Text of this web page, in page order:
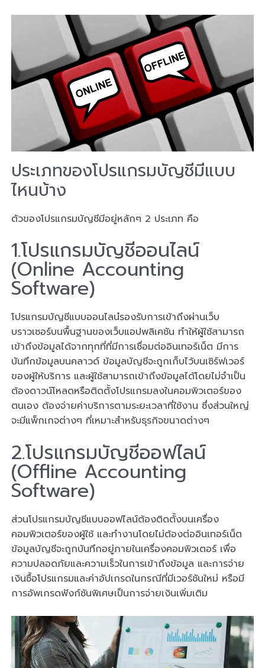
ประเภทของโปรแกรมบัญชีมีแบบ
ไหนบ้าง
ตัวของโปรแกรมบัญชีมีอยู่หลักๆ 2 ประเภท คือ
1.โปรแกรมบัญชีออนไลน์
(Online Accounting
Software)
โปรแกรมบัญชีแบบออนไลน๋รองรับการเข้าถึงผ่านเว็บ
บราวเซอร์บนพื้นฐานของเว็บแอปพลิเคชัน ทำให้ผู้ใช้สามารถ
เข้าถึงข้อมูลได้จากทุกที่ที่มีการเชื่อมต่ออินเทอร์เน็ต มีการ
บันทึกข้อมูลบนคลาวด์ ข้อมูลบัญชีจะถูกเก็บไว้บนเซิร์ฟเวอร์
ของผู้ให้บริการ และผู้ใช้สามารถเข้าถึงข้อมูลได้โดยไม่จำเป็น
ต้องดาวน์โหลดหรือติดตั้งโปรแกรมลงในคอมพิวเตอร์ของ
ตนเอง ต้องจ่ายค่าบริการตามระยะเวลาที่ใช้งาน ซึ่งส่วนใหญ่
จะมีแพ็กเกจต่างๆ ที่เหมาะสำหรับธุรกิจขนาดต่างๆ
2.โปรแกรมบัญชีออฟไลน์
(Offline Accounting
Software)
ส่วนโปรแกรมบัญชีแบบออฟไลน์ต้องติดตั้งบนเครื่อง
คอมพิวเตอร์ของผู้ใช้ และทำงานโดยไม่ต้องต่ออินเทอร์เน็ต
ข้อมูลบัญชีจะถูกบันทึกอยู่ภายในเครื่องคอมพิวเตอร์ เพื่อ
ความปลอดภัยและความเร็วในการเข้าถึงข้อมูล และการจ่าย
เงินซื้อโปรแกรมและค่าอัปเกรดในกรณีที่มีเวอร์ชันใหม่ หรือมี
การอัพเกรดฟังก์ชันพิเศษเป็นการจ่ายเงินเพิ่มเติม